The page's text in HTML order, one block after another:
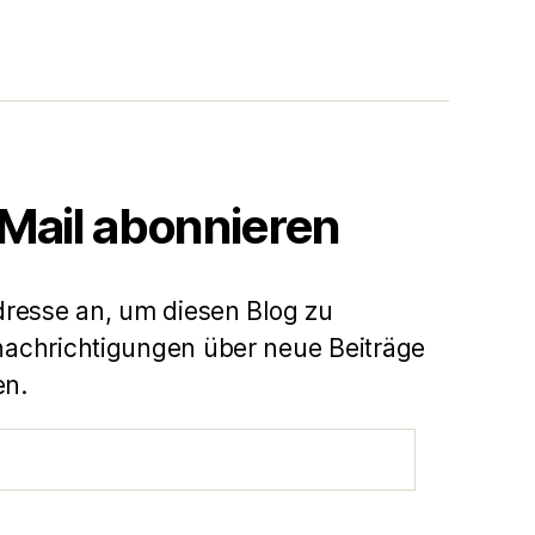
abonnieren
an, um diesen Blog zu
über neue Beiträge